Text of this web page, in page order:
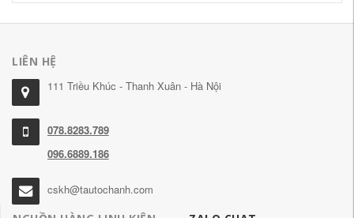
LIÊN HỆ
111 Triều Khúc - Thanh Xuân - Hà Nội
078.8283.789
096.6889.186
cskh@tautochanh.com